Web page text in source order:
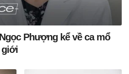
Phượng kể về ca mổ
giới